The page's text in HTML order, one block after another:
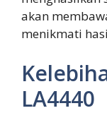
akan
menikmati
LA4440